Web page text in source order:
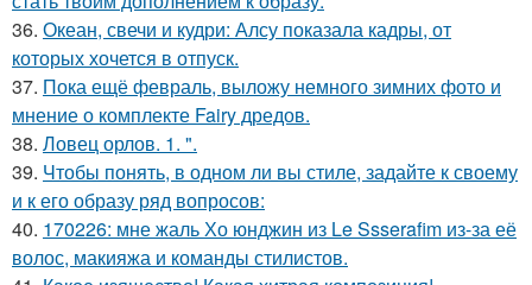
36. Океан, свечи и кудри: Алсу показала кадры, от
которых хочется в отпуск.
37. Пока ещё февраль, выложу немного зимних фото и
мнение о комплекте Fairy дредов.
38. Ловец орлов. 1. ".
39. Чтобы понять, в одном ли вы стиле, задайте к своему
и к его образу ряд вопросов:
40. 170226: мне жаль Хо юнджин из Le Ssserafim из-за её
волос, макияжа и команды стилистов.